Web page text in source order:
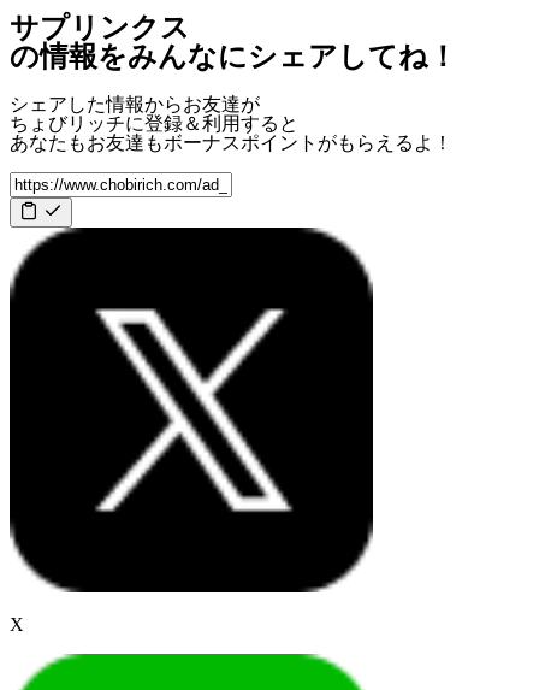
サプリンクス
の情報をみんなにシェアしてね！
シェアした情報からお友達が
ちょびリッチに登録＆利用すると
あなたもお友達もボーナスポイント がもらえるよ！
X